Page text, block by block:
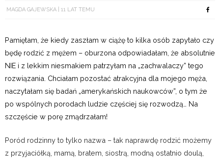
MAGDA GAJEWSKA 11 LAT TEMU
Pamiętam, że kiedy zaszłam w ciążę to kilka osób zapytało czy
będę rodzić z mężem – oburzona odpowiadałam, że absolutnie
NIE i z lekkim niesmakiem patrzyłam na „zachwalaczy” tego
rozwiązania. Chciałam pozostać atrakcyjna dla mojego męża,
naczytałam się badań „amerykańskich naukowców”, o tym że
po wspólnych porodach ludzie częściej się rozwodzą… Na
szczęście w porę zmądrzałam!
Poród rodzinny to tylko nazwa – tak naprawdę rodzić możemy
z przyjaciółką, mamą, bratem, siostrą, modną ostatnio doulą,